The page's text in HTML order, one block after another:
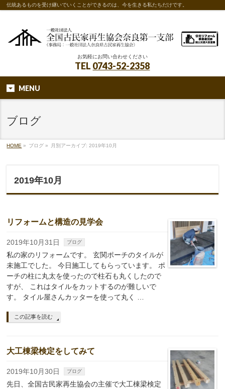
伝統あるものを受け継いでいくことができるのは、今を生きる私たちだけです。
お気軽にお問い合わせください
TEL 0743-52-2358
MENU
ブログ
HOME » ブログ » 月別アーカイブ: 2019年10月
2019年10月
リフォームと構造の見学会
2019年10月31日 ブログ
私の家のリフォームです。 玄関ポーチのタイルが
未施工でした。 今日施工してもらっています。 ポ
ーチの柱に丸太を使ったので柱石も丸くしたので
すが、 これはタイルをカットするのが難しいで
す。 タイル屋さんカッターを使って丸く …
この記事を読む
大工棟梁検定をしてみて
2019年10月30日 ブログ
先日、全国古民家再生協会の主催で大工棟梁検定